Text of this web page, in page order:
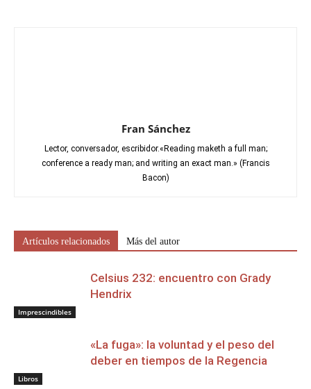
Fran Sánchez
Lector, conversador, escribidor.«Reading maketh a full man;
conference a ready man; and writing an exact man.» (Francis
Bacon)
Artículos relacionados Más del autor
Imprescindibles
Celsius 232: encuentro con Grady
Hendrix
Libros
«La fuga»: la voluntad y el peso del
deber en tiempos de la Regencia